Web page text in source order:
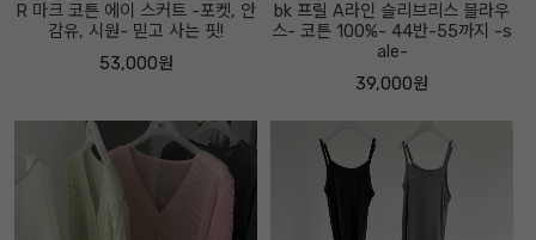
R 마크 코튼 에이 스커트 -포켓, 안
감유, 시원- 믿고 사는 핏!
53,000원
bk 프릴 A라인 슬리브리스 블라우
스- 코튼 100%- 44반-55까지 -s
ale-
39,000원